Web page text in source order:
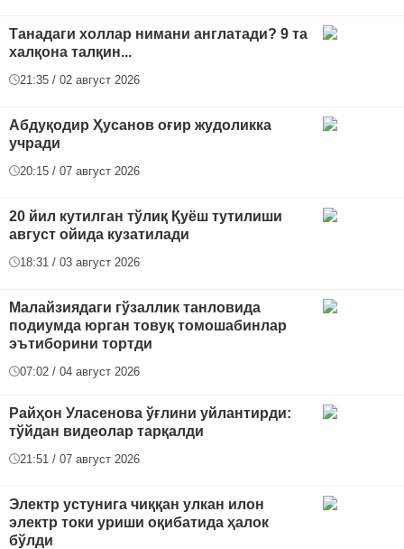
Танадаги холлар нимани англатади? 9 та
халқона талқин...
21:35 / 02 август 2026
Абдуқодир Ҳусанов оғир жудоликка
учради
20:15 / 07 август 2026
20 йил кутилган тўлиқ Қуёш тутилиши
август ойида кузатилади
18:31 / 03 август 2026
Малайзиядаги гўзаллик танловида
подиумда юрган товуқ томошабинлар
эътиборини тортди
07:02 / 04 август 2026
Райҳон Уласенова ўғлини уйлантирди:
тўйдан видеолар тарқалди
21:51 / 07 август 2026
Электр устунига чиққан улкан илон
электр токи уриши оқибатида ҳалок
бўлди